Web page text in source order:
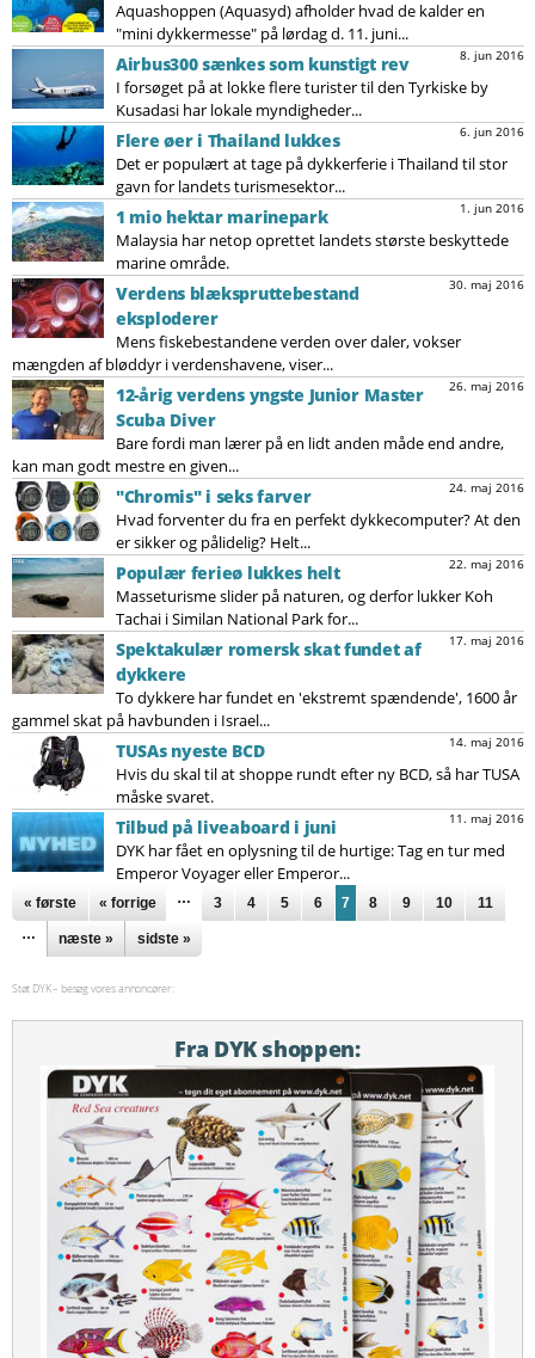
Aquashoppen (Aquasyd) afholder hvad de kalder en
"mini dykkermesse" på lørdag d. 11. juni...
8. jun 2016
Airbus300 sænkes som kunstigt rev
I forsøget på at lokke flere turister til den Tyrkiske by
Kusadasi har lokale myndigheder...
6. jun 2016
Flere øer i Thailand lukkes
Det er populært at tage på dykkerferie i Thailand til stor
gavn for landets turismesektor...
1. jun 2016
1 mio hektar marinepark
Malaysia har netop oprettet landets største beskyttede
marine område.
30. maj 2016
Verdens blækspruttebestand
eksploderer
Mens fiskebestandene verden over daler, vokser
mængden af bløddyr i verdenshavene, viser...
26. maj 2016
12-årig verdens yngste Junior Master
Scuba Diver
Bare fordi man lærer på en lidt anden måde end andre,
kan man godt mestre en given...
24. maj 2016
"Chromis" i seks farver
Hvad forventer du fra en perfekt dykkecomputer? At den
er sikker og pålidelig? Helt...
22. maj 2016
Populær ferieø lukkes helt
Masseturisme slider på naturen, og derfor lukker Koh
Tachai i Similan National Park for...
17. maj 2016
Spektakulær romersk skat fundet af
dykkere
To dykkere har fundet en 'ekstremt spændende', 1600 år
gammel skat på havbunden i Israel...
14. maj 2016
TUSAs nyeste BCD
Hvis du skal til at shoppe rundt efter ny BCD, så har TUSA
måske svaret.
11. maj 2016
Tilbud på liveaboard i juni
DYK har fået en oplysning til de hurtige: Tag en tur med
Emperor Voyager eller Emperor...
Sider
« første « forrige … 3 4 5 6 7 8 9 10
11
…
næste » sidste »
Støt DYK – besøg vores annoncører:
Fra DYK shoppen: